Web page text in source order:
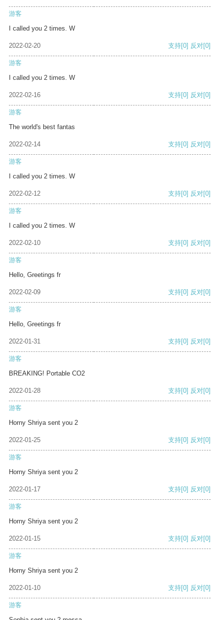
游客
I called you 2 times. W
2022-02-20 支持[0] 反对[0]
游客
I called you 2 times. W
2022-02-16 支持[0] 反对[0]
游客
The world's best fantas
2022-02-14 支持[0] 反对[0]
游客
I called you 2 times. W
2022-02-12 支持[0] 反对[0]
游客
I called you 2 times. W
2022-02-10 支持[0] 反对[0]
游客
Hello, Greetings fr
2022-02-09 支持[0] 反对[0]
游客
Hello, Greetings fr
2022-01-31 支持[0] 反对[0]
游客
BREAKING! Portable CO2
2022-01-28 支持[0] 反对[0]
游客
Horny Shriya sent you 2
2022-01-25 支持[0] 反对[0]
游客
Horny Shriya sent you 2
2022-01-17 支持[0] 反对[0]
游客
Horny Shriya sent you 2
2022-01-15 支持[0] 反对[0]
游客
Horny Shriya sent you 2
2022-01-10 支持[0] 反对[0]
游客